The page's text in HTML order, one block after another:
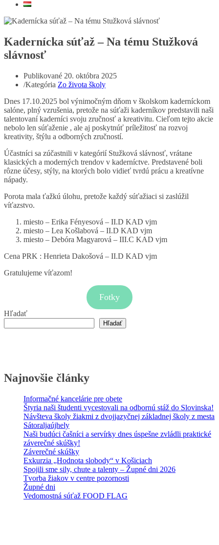
Kadernícka súťaž – Na tému Stužková
slávnosť
Publikované 20. októbra 2025
/Kategória Zo života školy
Dnes 17.10.2025 bol výnimočným dňom v školskom kaderníckom
salóne, plný vzrušenia, pretože na súťaži kaderníkov predstavili naši
talentovaní kaderníci svoju zručnosť a kreativitu. Cieľom tejto akcie
nebolo len súťaženie , ale aj poskytnúť príležitosť na rozvoj
kreativity, štýlu a odborných zručností.
Účastníci sa zúčastnili v kategórií Stužková slávnosť, vrátane
klasických a moderných trendov v kaderníctve. Predstavené boli
rôzne účesy, stýly, na ktorých bolo vidieť tvrdú prácu a kreatívne
nápady.
Porota mala ťažkú úlohu, pretože každý súťažiaci si zaslúžil
víťazstvo.
miesto – Erika Fényesová – II.D KAD vjm
miesto – Lea Košlabová – II.D KAD vjm
miesto – Debóra Magyarová – III.C KAD vjm
Cena PRK : Henrieta Dakošová – II.D KAD vjm
Gratulujeme víťazom!
Fotky
Hľadať
Hľadať
Najnovšie články
Informačné kancelárie pre obete
Štyria naši študenti vycestovali na odbornú stáž do Slovinska!
Návšteva školy žiakmi z dvojjazyčnej základnej školy z mesta
Sátoraljaújhely
Naši budúci čašníci a servírky dnes úspešne zvládli praktické
záverečné skúšky!
Záverečné skúšky
Exkurzia „Hodnota slobody“ v Košiciach
Spojili sme sily, chute a talenty – Župné dni 2026
Tvorba žiakov v centre pozornosti
Župné dni
Vedomostná súťaž FOOD FLAG